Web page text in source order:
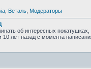
Веталь Модераторы
об интересных покатушках,
лет назад с момента